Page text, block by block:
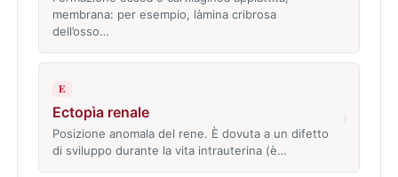
membrana: per esempio, làmina cribrosa
dell’osso…
E
Ectopìa renale
Posizione anomala del rene. È dovuta a un difetto
di sviluppo durante la vita intrauterina (è…